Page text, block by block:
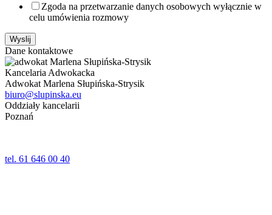
Zgoda na przetwarzanie danych osobowych wyłącznie w
celu umówienia rozmowy
Wyslij
Dane kontaktowe
Kancelaria Adwokacka
Adwokat Marlena Słupińska-Strysik
biuro@slupinska.eu
Oddziały kancelarii
Poznań
tel. 61 646 00 40